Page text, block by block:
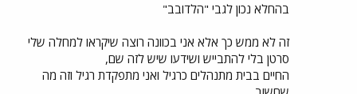
בהחלא נכון לגבי "הלדובב"
זה לא ממש כך אלא אני בכוונה רוצה שיקראו למחלה שלי
סרטן בלי להתבייש ושידעו שיש לזה שם,
החיים בבית מתנהלים כרגיל ואני מתפקדת רגיל וזה מה